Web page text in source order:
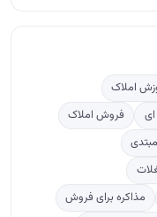
املاک
فروش املاک
مذاکره برای فروش